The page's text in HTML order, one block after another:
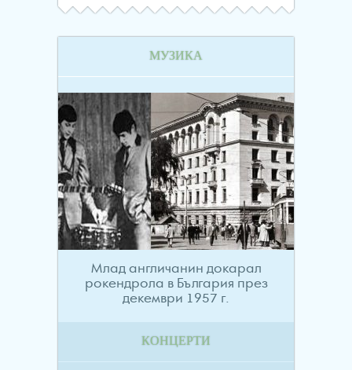
МУЗИКА
Млад англичанин докарал
рокендрола в България през
декември 1957 г.
КОНЦЕРТИ